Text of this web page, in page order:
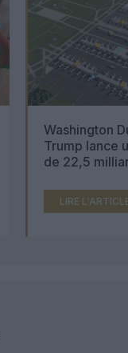
Washington
Trump lance
de 22,5
LIRE